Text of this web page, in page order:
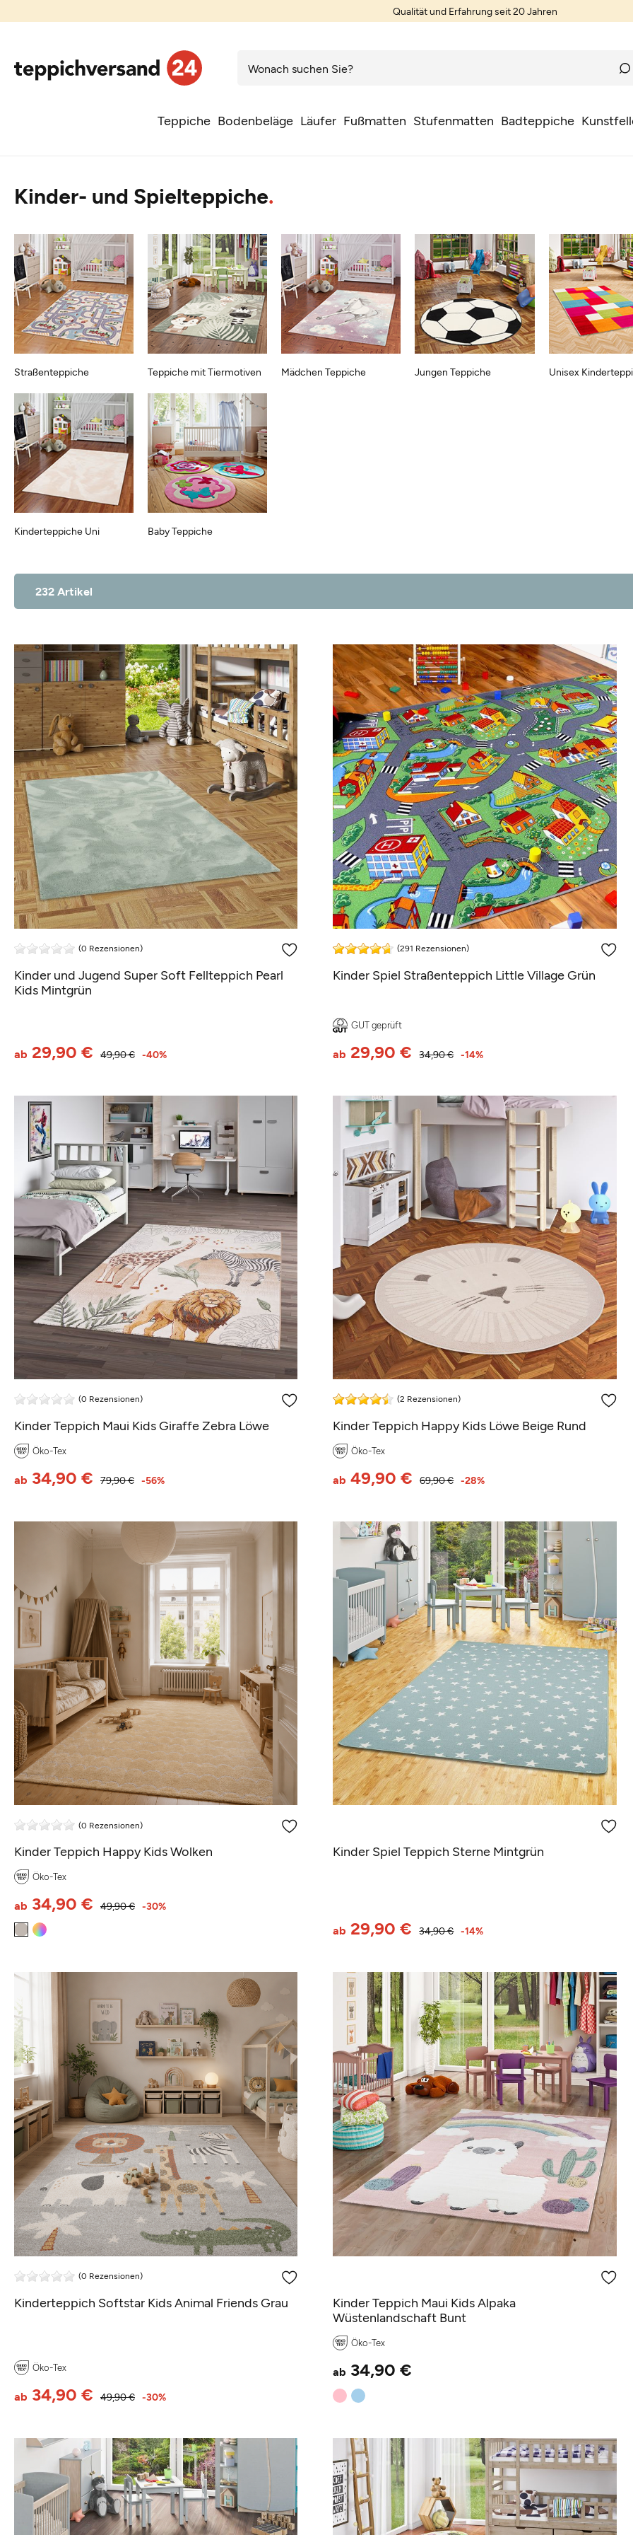
Qualität und Erfahrung seit 20 Jahren
Teppiche Bodenbeläge Läufer Fußmatten Stufenmatten Badteppiche
Kinder- und Spielteppiche
Straßenteppiche Teppiche mit Tiermotiven Jungen Teppiche
Mädchen Teppiche
Baby Teppiche
Unisex
Kinderteppiche Uni
232 Artikel
(0 Rezensionen)
Kinder und Jugend Super Soft Fellteppich Pearl
Kids Mintgrün
49,90 €
ab 29,90 € -40%
(291 Rezensionen)
Kinder Spiel Straßenteppich Little Village Grün
GUT geprüft
34,90 €
ab 29,90 € -14%
(0 Rezensionen)
Kinder Teppich Maui Kids Giraffe Zebra Löwe
Öko-Tex
79,90 €
ab 34,90 € -56%
(2 Rezensionen)
Kinder Teppich Happy Kids Löwe Beige Rund
Öko-Tex
69,90 €
ab 49,90 € -28%
(0 Rezensionen)
Kinder Teppich Happy Kids Wolken
Öko-Tex
49,90 €
ab 34,90 € -30%
Kinder Spiel Teppich Sterne Mintgrün
34,90 €
ab 29,90 € -14%
(0 Rezensionen)
Kinderteppich Softstar Kids Animal Friends Grau
Öko-Tex
49,90 €
ab 34,90 € -30%
Kinder Teppich Maui Kids Alpaka
Wüstenlandschaft Bunt
Öko-Tex
ab 34,90 €